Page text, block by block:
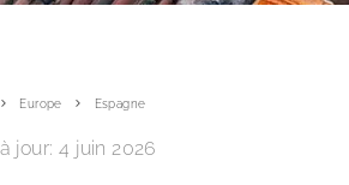
Europe Espagne
jour: 4 juin 2026